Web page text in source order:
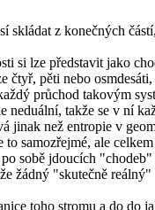
skládat z konečných
si lze představit jako
čtyř, pěti nebo
průchod takovým
takže se v ní
jinak než entropie v
samozřejmé, ale
sobě jdoucích
žádný "skutečně
toho stromu a do do